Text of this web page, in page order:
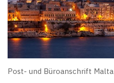
Post- und Büroanschrift